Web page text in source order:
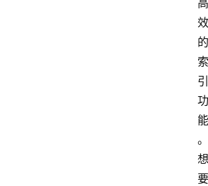
高
效
的
索
引
功
能
。
想
要